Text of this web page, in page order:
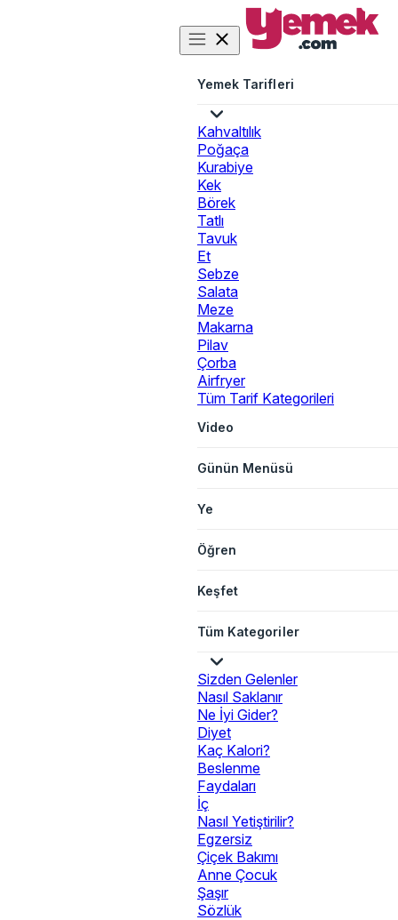
Yemek Tarifleri
Kahvaltılık
Poğaça
Kurabiye
Kek
Börek
Tatlı
Tavuk
Et
Sebze
Salata
Meze
Makarna
Pilav
Çorba
Airfryer
Tüm Tarif Kategorileri
Video
Günün Menüsü
Ye
Öğren
Keşfet
Tüm Kategoriler
Sizden Gelenler
Nasıl Saklanır
Ne İyi Gider?
Diyet
Kaç Kalori?
Beslenme
Faydaları
İç
Nasıl Yetiştirilir?
Egzersiz
Çiçek Bakımı
Anne Çocuk
Şaşır
Sözlük